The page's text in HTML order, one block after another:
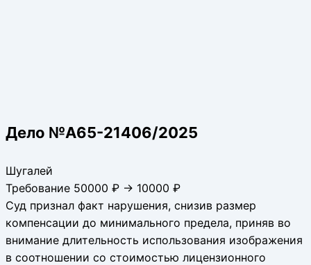
Дело №А65-21406/2025
Шугалей
Требование 50000 ₽ → 10000 ₽
Суд признал факт нарушения, снизив размер
компенсации до минимального предела, приняв во
внимание длительность использования изображения
в соотношении со стоимостью лицензионного